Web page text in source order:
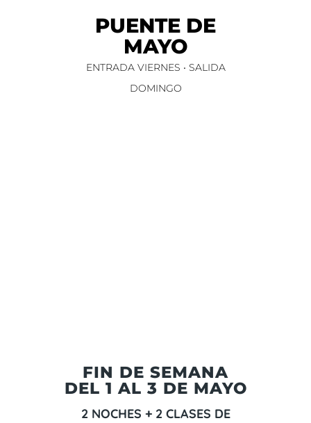
PUENTE DE
MAYO
ENTRADA VIERNES • SALIDA
DOMINGO
FIN DE SEMANA
DEL 1 AL 3 DE MAYO
2 NOCHES + 2 CLASES DE